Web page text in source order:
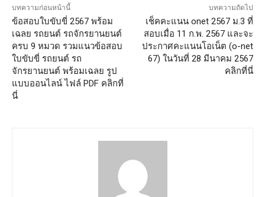
บทความก่อนหน้านี้
ข้อสอบใบขับขี่ 2567 พร้อม
เฉลย รถยนต์ รถจักรยานยนต์
ครบ 9 หมวด รวมแนวข้อสอบ
ใบขับขี่ รถยนต์ รถ
จักรยานยนต์ พร้อมเฉลย รูป
แบบออนไลน์ ไฟล์ PDF คลิกที่
นี่
บทความถัดไป
เช็คคะแนน onet 2567 ม.3 ที่
สอบเมื่อ 11 ก.พ. 2567 และจะ
ประกาศคะแนนโอเน็ต (o-net
67) ในวันที่ 28 มีนาคม 2567
คลิกที่นี่